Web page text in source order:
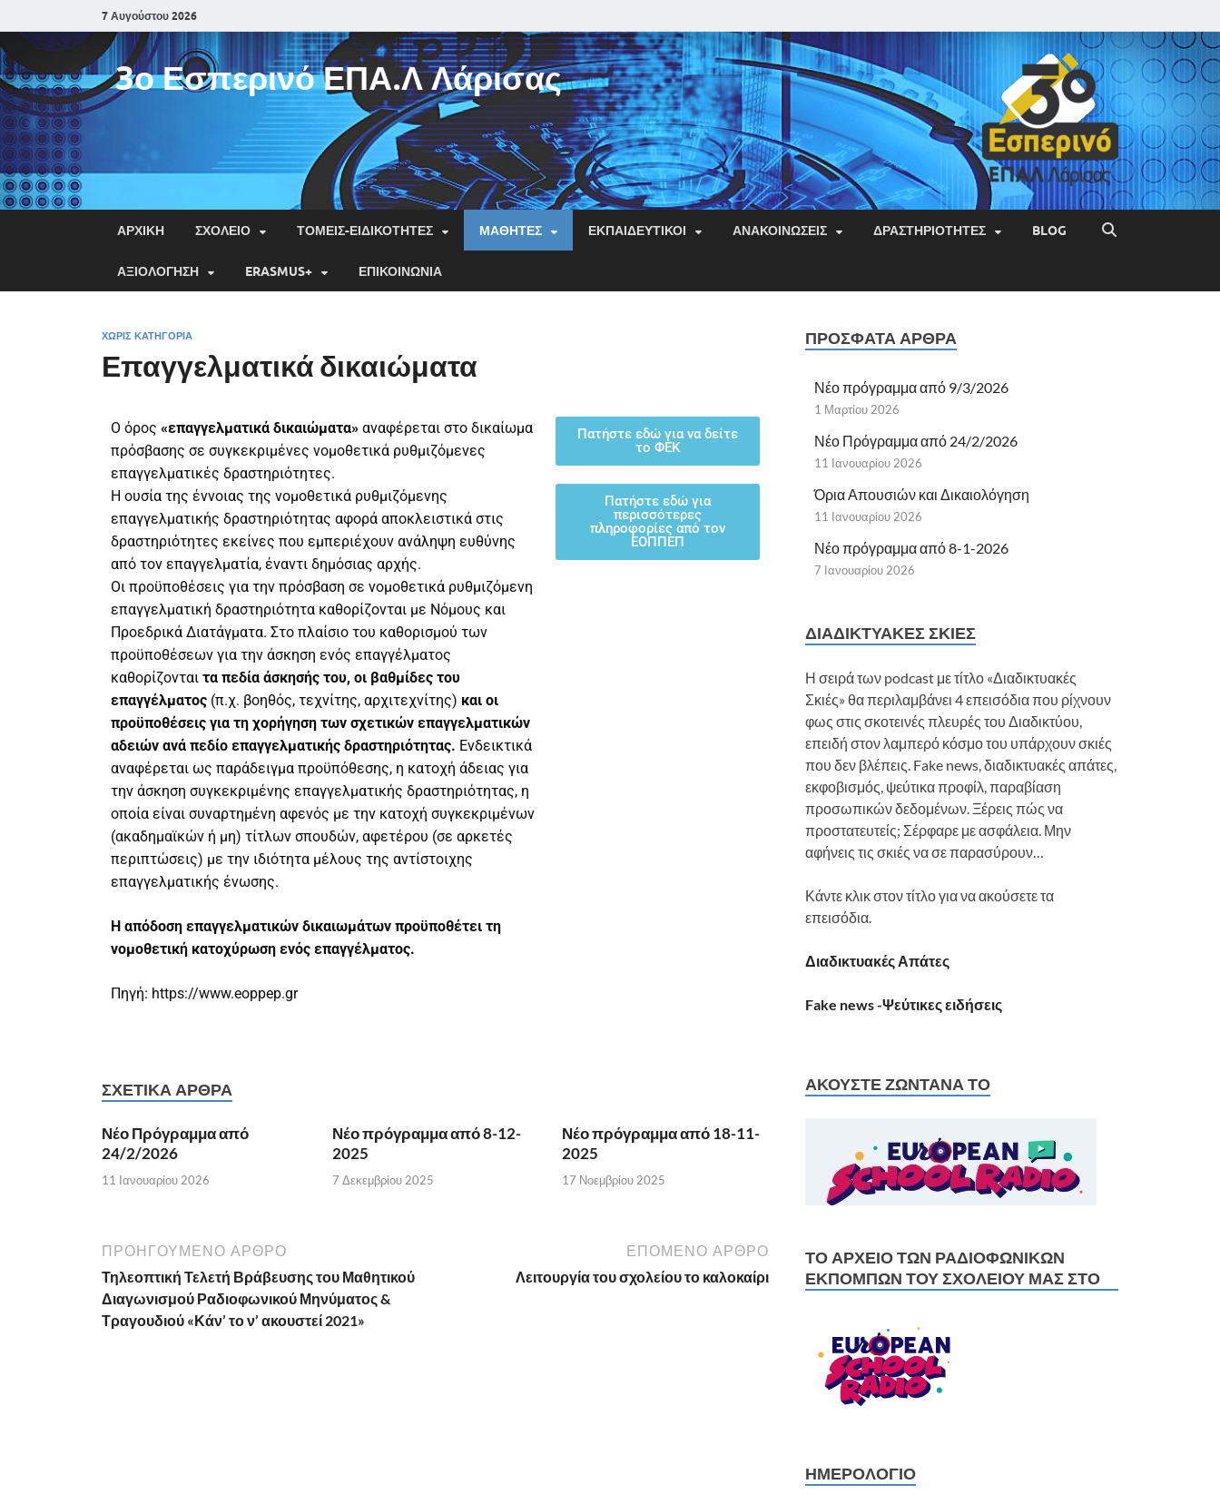
7 Αυγούστου 2026
3ο Εσπερινό ΕΠΑ.Λ Λάρισας
ΑΡΧΙΚΉ ΣΧΟΛΕΊΟ ΤΟΜΕΊΣ-ΕΙΔΙΚΌΤΗΤΕΣ ΜΑΘΗΤΈΣ ΕΚΠΑΙΔΕΥΤΙΚΟΊ ΑΝΑΚΟΙΝΏΣΕΙΣ ΔΡΑΣΤΗΡΙΌΤΗΤΕΣ BLOG
ΑΞΙΟΛΌΓΗΣΗ ERASMUS+ ΕΠΙΚΟΙΝΩΝΊΑ
ΧΩΡΊΣ ΚΑΤΗΓΟΡΊΑ
Επαγγελματικά δικαιώματα
Ο όρος «επαγγελματικά δικαιώματα» αναφέρεται στο δικαίωμα
πρόσβασης σε συγκεκριμένες νομοθετικά ρυθμιζόμενες
επαγγελματικές δραστηριότητες.
Η ουσία της έννοιας της νομοθετικά ρυθμιζόμενης
επαγγελματικής δραστηριότητας αφορά αποκλειστικά στις
δραστηριότητες εκείνες που εμπεριέχουν ανάληψη ευθύνης
από τον επαγγελματία, έναντι δημόσιας αρχής.
Οι προϋποθέσεις για την πρόσβαση σε νομοθετικά ρυθμιζόμενη
επαγγελματική δραστηριότητα καθορίζονται με Νόμους και
Προεδρικά Διατάγματα. Στο πλαίσιο του καθορισμού των
προϋποθέσεων για την άσκηση ενός επαγγέλματος
καθορίζονται τα πεδία άσκησής του, οι βαθμίδες του
επαγγέλματος (π.χ. βοηθός, τεχνίτης, αρχιτεχνίτης) και οι
προϋποθέσεις για τη χορήγηση των σχετικών επαγγελματικών
αδειών ανά πεδίο επαγγελματικής δραστηριότητας. Ενδεικτικά
αναφέρεται ως παράδειγμα προϋπόθεσης, η κατοχή άδειας για
την άσκηση συγκεκριμένης επαγγελματικής δραστηριότητας, η
οποία είναι συναρτημένη αφενός με την κατοχή συγκεκριμένων
(ακαδημαϊκών ή μη) τίτλων σπουδών, αφετέρου (σε αρκετές
περιπτώσεις) με την ιδιότητα μέλους της αντίστοιχης
επαγγελματικής ένωσης.
Η απόδοση επαγγελματικών δικαιωμάτων προϋποθέτει τη
νομοθετική κατοχύρωση ενός επαγγέλματος.
Πηγή: https://www.eoppep.gr
Πατήστε εδώ για να δείτε
το ΦΕΚ
Πατήστε εδώ για
περισσότερες
πληροφορίες από τον
ΕΟΠΠΕΠ
ΣΧΕΤΙΚΆ ΆΡΘΡΑ
Νέο Πρόγραμμα από
24/2/2026
11 Ιανουαρίου 2026
Νέο πρόγραμμα από 8-12-
2025
7 Δεκεμβρίου 2025
Νέο πρόγραμμα από 18-11-
2025
17 Νοεμβρίου 2025
ΠΡΟΗΓΟΎΜΕΝΟ ΆΡΘΡΟ
Τηλεοπτική Τελετή Βράβευσης του Μαθητικού
Διαγωνισμού Ραδιοφωνικού Μηνύματος &
Τραγουδιού «Κάν’ το ν’ ακουστεί 2021»
ΕΠΌΜΕΝΟ ΆΡΘΡΟ
Λειτουργία του σχολείου το καλοκαίρι
ΠΡΌΣΦΑΤΑ ΆΡΘΡΑ
Νέο πρόγραμμα από 9/3/2026
1 Μαρτίου 2026
Νέο Πρόγραμμα από 24/2/2026
11 Ιανουαρίου 2026
Όρια Απουσιών και Δικαιολόγηση
11 Ιανουαρίου 2026
Νέο πρόγραμμα από 8-1-2026
7 Ιανουαρίου 2026
ΔΙΑΔΙΚΤΥΑΚΈΣ ΣΚΙΈΣ
Η σειρά των podcast με τίτλο «Διαδικτυακές
Σκιές» θα περιλαμβάνει 4 επεισόδια που ρίχνουν
φως στις σκοτεινές πλευρές του Διαδικτύου,
επειδή στον λαμπερό κόσμο του υπάρχουν σκιές
που δεν βλέπεις. Fake news, διαδικτυακές απάτες,
εκφοβισμός, ψεύτικα προφίλ, παραβίαση
προσωπικών δεδομένων. Ξέρεις πώς να
προστατευτείς; Σέρφαρε με ασφάλεια. Μην
αφήνεις τις σκιές να σε παρασύρουν…
Κάντε κλικ στον τίτλο για να ακούσετε τα
επεισόδια.
Διαδικτυακές Απάτες
Fake news -Ψεύτικες ειδήσεις
ΑΚΟΎΣΤΕ ΖΩΝΤΑΝΆ ΤΟ
ΤΟ ΑΡΧΕΊΟ ΤΩΝ ΡΑΔΙΟΦΩΝΙΚΏΝ
ΕΚΠΟΜΠΏΝ ΤΟΥ ΣΧΟΛΕΊΟΥ ΜΑΣ ΣΤΟ
ΗΜΕΡΟΛΌΓΙΟ